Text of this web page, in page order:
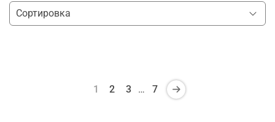
1 2 3 … 7